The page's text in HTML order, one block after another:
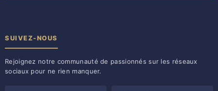
SUIVEZ-NOUS
Rejoignez notre communauté de passionnés sur les réseaux
sociaux pour ne rien manquer.